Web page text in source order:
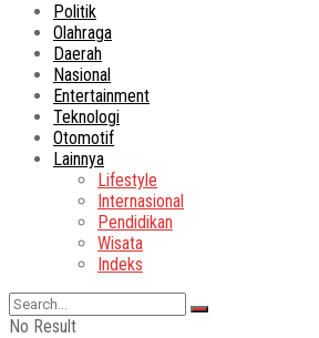
Politik
Olahraga
Daerah
Nasional
Entertainment
Teknologi
Otomotif
Lainnya
Lifestyle
Internasional
Pendidikan
Wisata
Indeks
No Result